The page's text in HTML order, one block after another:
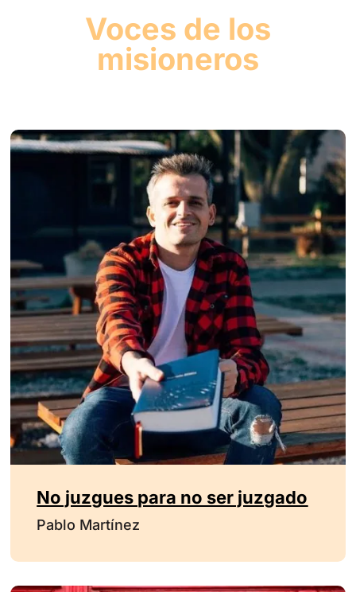
Voces de los
misioneros
No juzgues para no ser juzgado
Pablo Martínez